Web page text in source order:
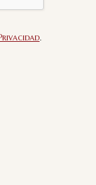
.